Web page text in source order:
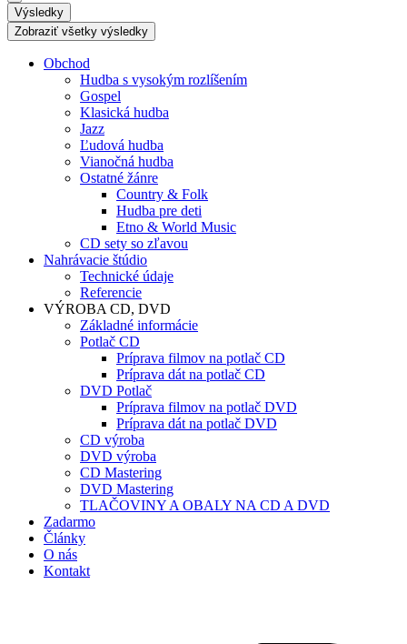
Výsledky
Zobraziť všetky výsledky
Obchod
Hudba s vysokým rozlíšením
Gospel
Klasická hudba
Jazz
Ľudová hudba
Vianočná hudba
Ostatné žánre
Country & Folk
Hudba pre deti
Etno & World Music
CD sety so zľavou
Nahrávacie štúdio
Technické údaje
Referencie
VÝROBA CD, DVD
Základné informácie
Potlač CD
Príprava filmov na potlač CD
Príprava dát na potlač CD
DVD Potlač
Príprava filmov na potlač DVD
Príprava dát na potlač DVD
CD výroba
DVD výroba
CD Mastering
DVD Mastering
TLAČOVINY A OBALY NA CD A DVD
Zadarmo
Články
O nás
Kontakt